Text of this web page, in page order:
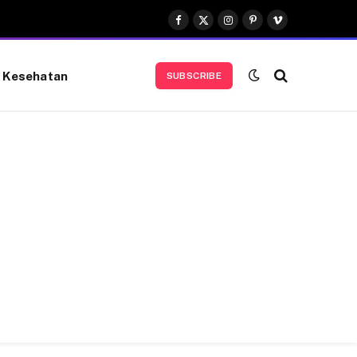
Facebook
X
(Twitter)
Instagram
Pinterest
Vimeo
Kesehatan SUBSCRIBE